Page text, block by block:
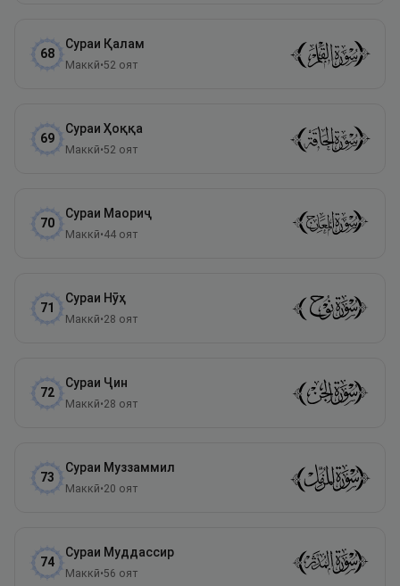
68
Сураи Қалам
Маккӣ•52 оят
69
Сураи Ҳоққа
Маккӣ•52 оят
70
Сураи Маориҷ
Маккӣ•44 оят
71
Сураи Нӯҳ
Маккӣ•28 оят
72
Сураи Ҷин
Маккӣ•28 оят
73
Сураи Муззаммил
Маккӣ•20 оят
74
Сураи Муддассир
Маккӣ•56 оят